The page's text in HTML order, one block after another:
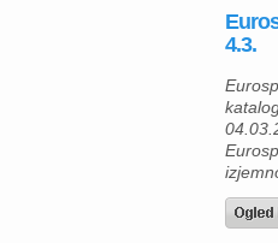
na
lahko
na
4.3.